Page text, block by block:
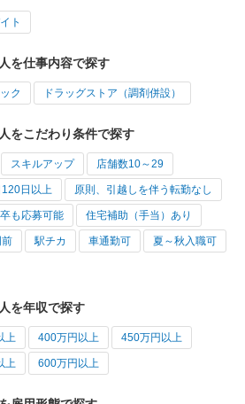
ト
を仕事内容で探す
ク ドラッグストア（調剤併設）
をこだわり条件で探す
スキルアップ 店舗数10～29
日以上 原則、引越しを伴う転勤なし
も応募可能 住宅補助（手当）あり
駅チカ 車通勤可 夏～秋入職可
を年収で探す
上 400万円以上 450万円以上
上 600万円以上